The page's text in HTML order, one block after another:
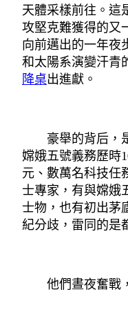
天體采樣前往。這
攻堅克難獲得的又
向前邁出的一年夜
和太陽系演變汗青
降桌出進獻。
豪舉的背后，是
嫦娥五號義務歷時
元、數萬名科技任
士專家，有與嫦娥
士物，也有初出
紀分歧，雷同的是
他們晝夜奮戰，